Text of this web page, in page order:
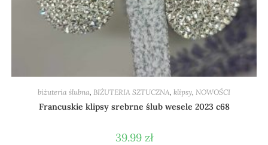
biżuteria ślubna BIŻUTERIA SZTUCZNA klipsy NOWOŚCI
Francuskie klipsy srebrne ślub wesele 2023 c68
39.99 zł